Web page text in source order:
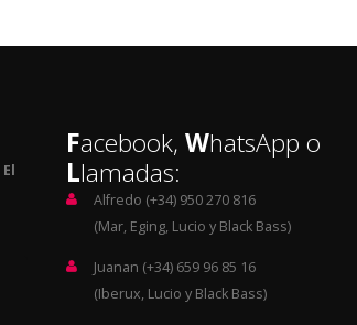
El
Facebook, WhatsApp o
Llamadas:
Alfredo (+34) 950 270 816
(Mar, Eging, Lucio y Black Bass)
Juanan (+34) 659 96 85 16
(Iberux, Lucio y Black Bass)